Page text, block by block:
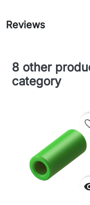
Reviews
8 other
category